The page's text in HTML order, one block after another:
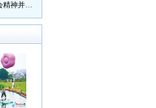
周祖翼在漳州宣讲党的二十届四中全会精神并调研